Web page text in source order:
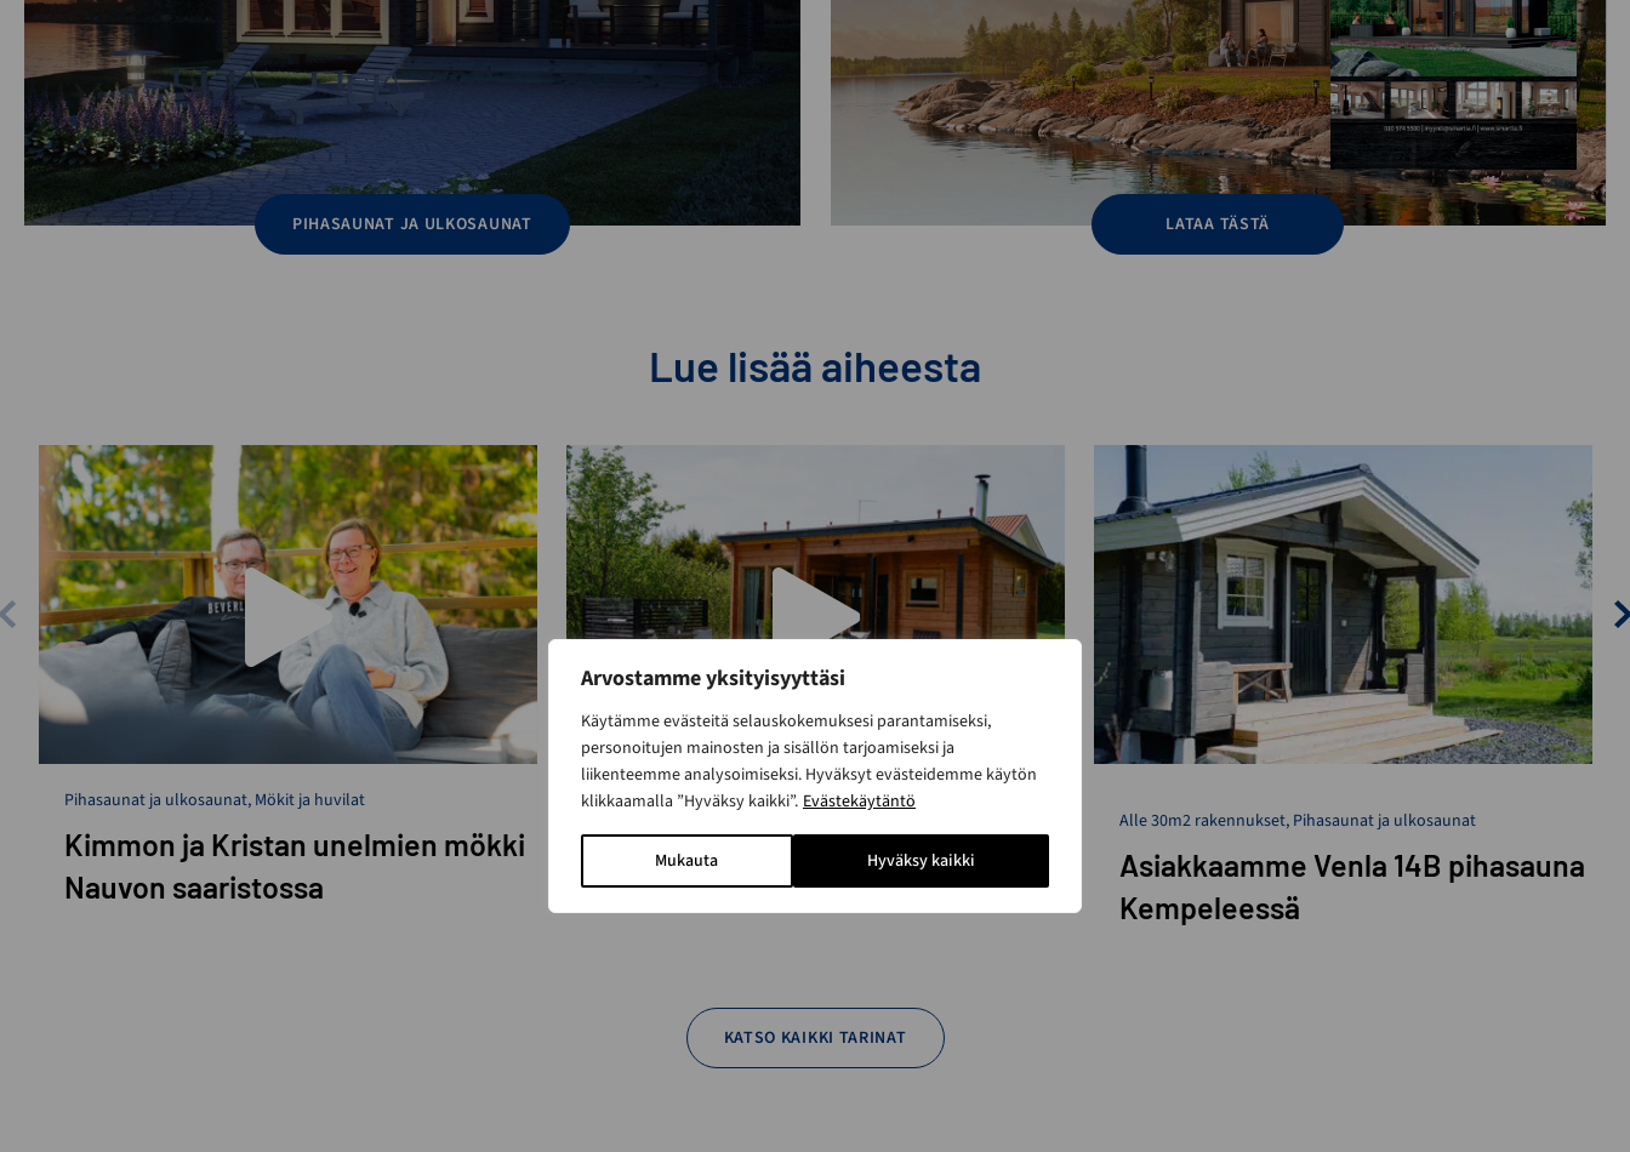
Arvostamme yksityisyyttäsi
Käytämme evästeitä selauskokemuksesi parantamiseksi,
personoitujen mainosten ja sisällön tarjoamiseksi ja
liikenteemme analysoimiseksi. Hyväksyt evästeidemme käytön
klikkaamalla ”Hyväksy kaikki”. Evästekäytäntö
Mukauta Hyväksy kaikki
PIHASAUNAT JA ULKOSAUNAT LATAA TÄSTÄ
Lue lisää aiheesta
Pihasaunat ja ulkosaunat, Mökit ja huvilat
Kimmon ja Kristan unelmien mökki
Nauvon saaristossa
Alle 30m2 rakennukset,Pihasaunat ja ulkosaunat
Asiakkaidemme kaunis Saaga 17/2
pihasauna Limingassa
Alle 30m2 rakennukset, Pihasaunat ja ulkosaunat
Asiakkaamme Venla 14B pihasauna
Kempeleessä
KATSO KAIKKI TARINAT